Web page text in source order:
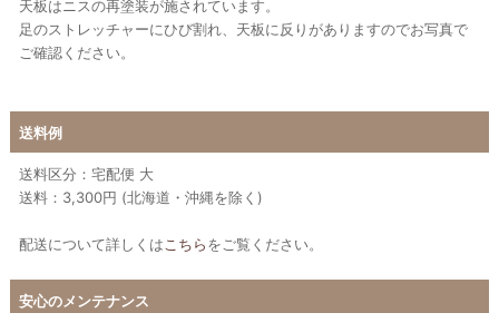
天板はニスの再塗装が施されています。
足のストレッチャーにひび割れ、天板に反りがありますのでお写真で
ご確認ください。
送料例
送料区分：宅配便 大
送料：3,300円 (北海道・沖縄を除く)
配送について詳しくは こちらをご覧ください。
安心のメンテナンス